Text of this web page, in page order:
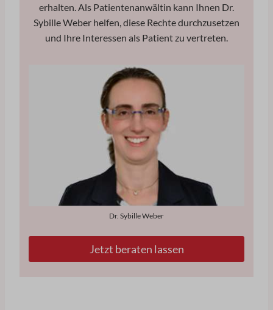
erhalten. Als Patientenanwältin kann Ihnen Dr.
Sybille Weber helfen, diese Rechte durchzusetzen
und Ihre Interessen als Patient zu vertreten.
Dr. Sybille Weber
Jetzt beraten lassen